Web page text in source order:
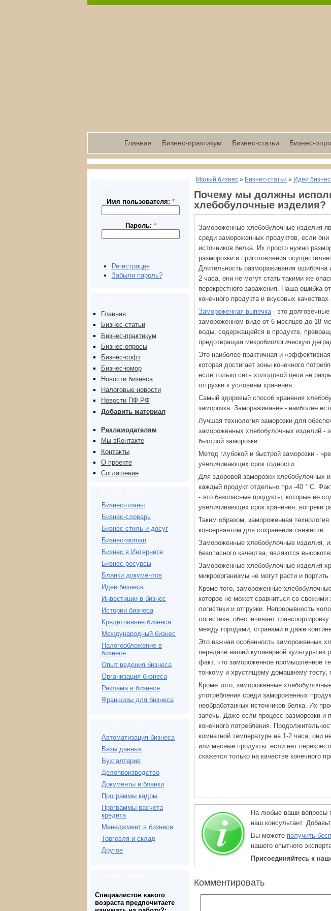
Главная Бизнес-практикум Бизнес-статьи Бизнес-
Имя пользователя: *
Пароль: *
Регистрация
Забыли пароль?
Главная
Бизнес-статьи
Бизнес-практикум
Бизнес-опросы
Бизнес-софт
Бизнес-юмор
Новости бизнеса
Налоговые новости
Новости ПФ РФ
Добавить материал
Рекламодателям
Мы вКонтакте
Контакты
О проекте
Соглашение
Бизнес-планы
Бизнес-словарь
Бизнес-стиль и досуг
Бизнес-woman
Бизнес в Интернете
Бизнес-ресурсы
Бланки документов
Идеи бизнеса
Инвестиции в бизнес
Истории бизнеса
Кредитование бизнеса
Международный бизнес
Налогообложение в
бизнесе
Опыт ведения бизнеса
Организация бизнеса
Реклама в бизнесе
Франшизы для бизнеса
Автоматизация бизнеса
Базы данных
Бухгалтерия
Делопроизводство
Документы и бланки
Программы кадры
Программы расчета
кредита
Менеджмент в бизнесе
Торговля и склад
Другое
Специалистов какого
возраста предпочитаете
Малый бизнес » Бизнес-статьи » Идеи
Почему мы должны
хлебобулочные изделия?
Замороженные хлебобулочные изделия
среди замороженных продуктов, если
источников белка. Их просто нужно
разморозки и приготовления
Длительность размораживания ошибочна
2 часа, они не могут стать такими же
перекрестного заражения. Наша ошибка
конечного продукта и вкусовых качествах.
Замороженная выпечка- это
замороженном виде от 6 месяцев до 18
воды, содержащейся в продукте,
предотвращая микробиологическую
Это наиболее практичная и
которая достигает зоны конечного
если только сеть холодовой цепи не
отгрузки к условиям хранения.
Самый здоровый способ хранения
заморозка. Замораживание - наиболее
Лучшая технология заморозки для
замороженных хлебобулочных изделий -
быстрой заморозки.
Метод глубокой и быстрой заморозки -
увеличивающих срок годности.
Для здоровой заморозки хлебобулочных
каждый продукт отдельно при -40 ° C.
- это безопасные продукты, которые не
увеличивающих срок хранения, вопреки
Таким образом, замороженная
консервантом для сохранения свежести.
Замороженные хлебобулочные изделия,
безопасного качества, являются
Замороженные хлебобулочные изделия
микроорганизмы не могут расти и портить
Кроме того, замороженные
которое не может сравниться со
логистики и отгрузки. Непрерывность
логистике, обеспечивает
между городами, странами и даже
Это важная особенность замороженных
передаче нашей кулинарной культуры из
факт, что замороженное промышленное
тонкому и хрустящему домашнему тесту,
Кроме того, замороженные
употребления среди замороженных
необработанных источников белка. Их
запечь. Даже если процесс разморозки и
конечного потребления.
комнатной температуре на 1-2 часа, они
или мясные продукты. если нет
скажется только на качестве конечного
На любые ваши вопросы
наш консультант.
Вы можете получить
нашего опытного
Присоединяйтесь к
Комментировать